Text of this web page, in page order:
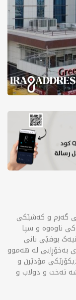
گەرم و کەشێکی
ناوەوە و سپا
بوفێی نانی
بەخۆڕایی لە هەموو
مۆدێرن و
تەخت و دولاب و